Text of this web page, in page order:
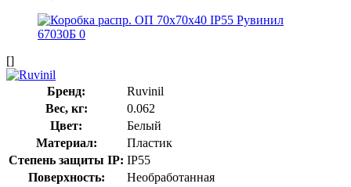
[]
Бренд:
Ruvinil
Вес, кг:
0.062
Цвет:
Белый
Материал:
Пластик
Степень защиты IP: IP55
Поверхность:
Необработанная